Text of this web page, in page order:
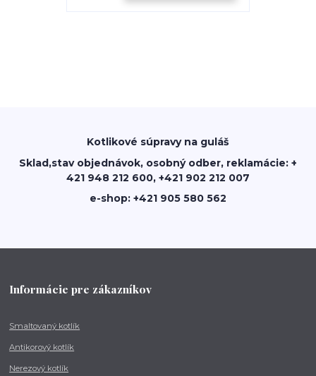
Kotlikové súpravy na guláš
Sklad,stav objednávok, osobný odber, reklamácie: +
421 948 212 600, +421 902 212 007
e-shop: +421 905 580 562
Informácie pre zákazníkov
Smaltovaný kotlík
Antikorový kotlík
Nerezový kotlík